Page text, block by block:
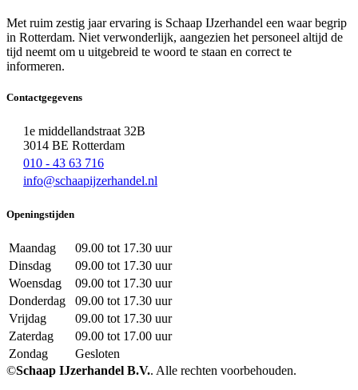
Met ruim zestig jaar ervaring is Schaap IJzerhandel een waar begrip
in Rotterdam. Niet verwonderlijk, aangezien het personeel altijd de
tijd neemt om u uitgebreid te woord te staan en correct te
informeren.
Contactgegevens
1e middellandstraat 32B
3014 BE Rotterdam
010 - 43 63 716
info@schaapijzerhandel.nl
Openingstijden
Maandag
09.00 tot 17.30 uur
Dinsdag
09.00 tot 17.30 uur
Woensdag
09.00 tot 17.30 uur
Donderdag
09.00 tot 17.30 uur
Vrijdag
09.00 tot 17.30 uur
Zaterdag
09.00 tot 17.00 uur
Zondag
Gesloten
©Schaap IJzerhandel B.V.. Alle rechten voorbehouden.